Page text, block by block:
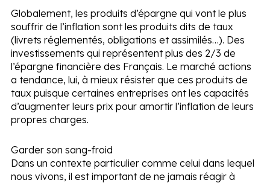
Globalement, les produits d’épargne qui vont le plus
souffrir de l’inflation sont les produits dits de taux
(livrets réglementés, obligations et assimilés…). Des
investissements qui représentent plus des 2/3 de
l’épargne financière des Français. Le marché actions
a tendance, lui, à mieux résister que ces produits de
taux puisque certaines entreprises ont les capacités
d’augmenter leurs prix pour amortir l’inflation de leurs
propres charges.
Garder son sang-froid
Dans un contexte particulier comme celui dans lequel
nous vivons, il est important de ne jamais réagir à